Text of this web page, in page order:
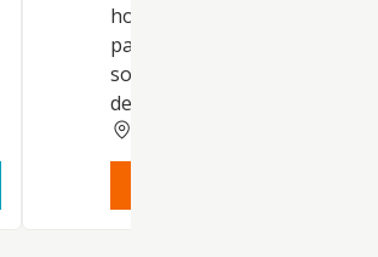
holding, entre ellas: la
participaciones en otras
sociedades, el control y la
de las actividades de